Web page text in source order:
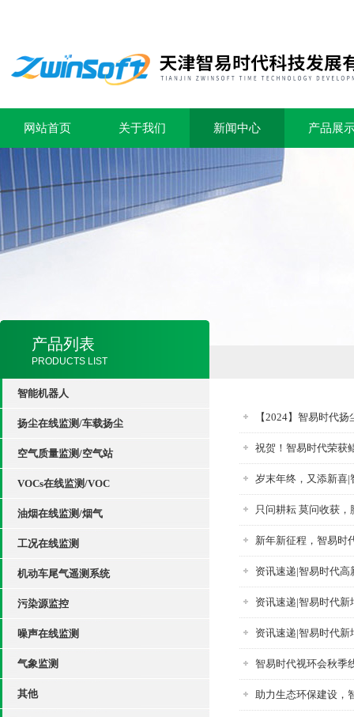
网站首页 关于我们 新闻中心 产品展
产品列表
PRODUCTS LIST
智能机器人
扬尘在线监测/车载扬尘
空气质量监测/空气站
VOCs在线监测/VOC
油烟在线监测/烟气
工况在线监测
机动车尾气遥测系统
污染源监控
噪声在线监测
气象监测
其他
【2024】智易时代
祝贺！智易时代荣获
岁末年终，又添新喜
只问耕耘 莫问收获
新年新征程，智易时
资讯速递|智易时代
资讯速递|智易时代
资讯速递|智易时代
智易时代视环会秋季
助力生态环保建设，